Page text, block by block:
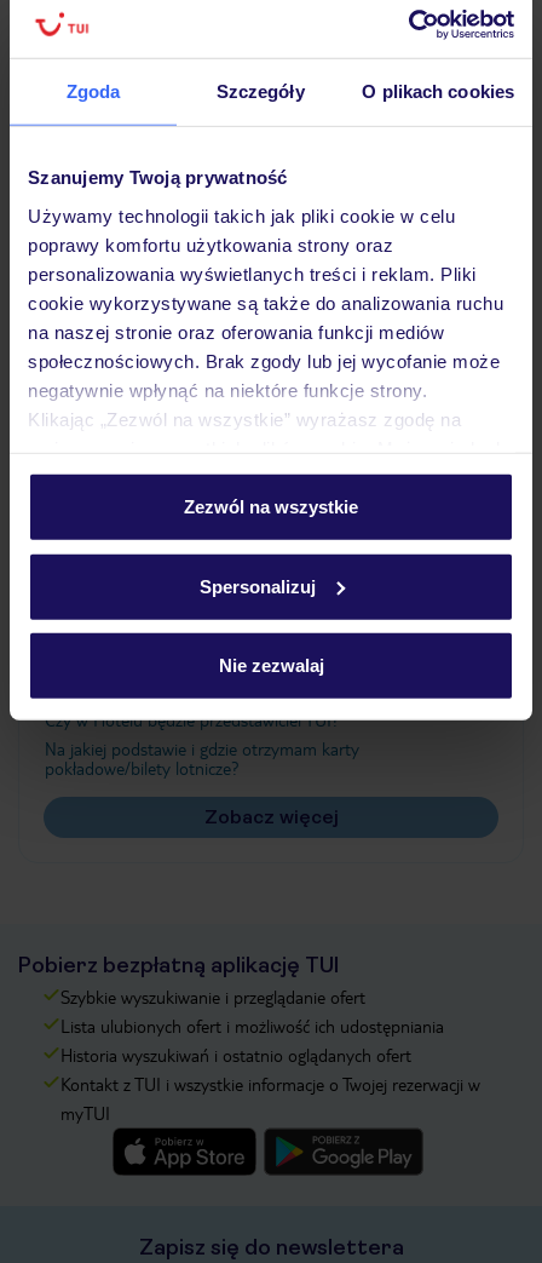
Zgoda Szczegóły O plikach cookies
Szanujemy Twoją prywatność
Używamy technologii takich jak pliki cookie w celu
poprawy komfortu użytkowania strony oraz
personalizowania wyświetlanych treści i reklam. Pliki
cookie wykorzystywane są także do analizowania ruchu
na naszej stronie oraz oferowania funkcji mediów
społecznościowych. Brak zgody lub jej wycofanie może
negatywnie wpłynąć na niektóre funkcje strony.
Klikając „Zezwól na wszystkie” wyrażasz zgodę na
personalizować swój wybór wchodząc w zakładkę
Szczegółowe informacje o plikach cookie znajdziesz
Zezwól na wszystkie
Spersonalizuj
Nie zezwalaj
Hotel
Opinie
Pokoje
Wyżywienie
Ważne informacje
Czy w Hotelu będzie przedstawiciel TUI?
Na jakiej podstawie i gdzie otrzymam karty
pokładowe/bilety lotnicze?
Zobacz więcej
Pobierz bezpłatną aplikację TUI
Szybkie wyszukiwanie i przeglądanie ofert
Lista ulubionych ofert i możliwość ich udostępniania
Historia wyszukiwań i ostatnio oglądanych ofert
Kontakt z TUI i wszystkie informacje o Twojej rezerwacji w
myTUI
Zapisz się do newslettera